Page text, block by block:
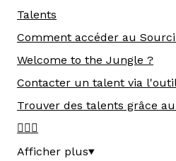
Talents
Comment accéder au
Welcome to the Jungle ?
Contacter un talent via
Trouver des talents grâce
🕵🏻‍♀️
Afficher plus▼